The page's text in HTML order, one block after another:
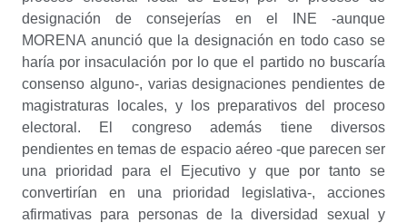
designación de consejerías en el INE -aunque
MORENA anunció que la designación en todo caso se
haría por insaculación por lo que el partido no buscaría
consenso alguno-, varias designaciones pendientes de
magistraturas locales, y los preparativos del proceso
electoral. El congreso además tiene diversos
pendientes en temas de espacio aéreo -que parecen ser
una prioridad para el Ejecutivo y que por tanto se
convertirían en una prioridad legislativa-, acciones
afirmativas para personas de la diversidad sexual y